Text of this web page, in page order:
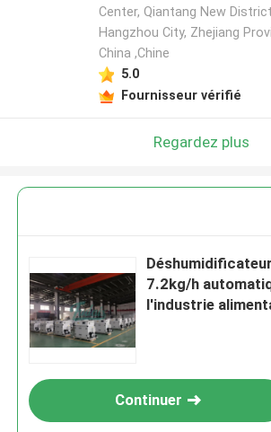
Center, Qiantang New
Hangzhou City, Zhejiang
China ,Chine
5.0
Fournisseur vérifié
Regardez plus
7.2kg/h
l'industrie
Continuer